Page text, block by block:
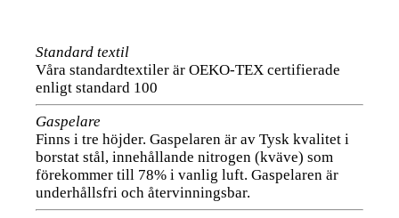
Standard textil
Våra standardtextiler är OEKO-TEX certifierade
enligt standard 100
Gaspelare
Finns i tre höjder. Gaspelaren är av Tysk kvalitet i
borstat stål, innehållande nitrogen (kväve) som
förekommer till 78% i vanlig luft. Gaspelaren är
underhållsfri och återvinningsbar.